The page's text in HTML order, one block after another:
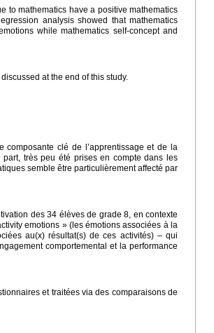
to mathematics have a positive mathematics
analysis showed that mathematics
while mathematics self-concept and
at the end of this study.
clé de l’apprentissage et de la
très peu été prises en compte dans les
semble être particulièrement affecté par
des 34 élèves de grade 8, en contexte
emotions » (les émotions associées à la
au(x) résultat(s) de ces activités) – qui
comportemental et la performance
et traitées via des comparaisons de